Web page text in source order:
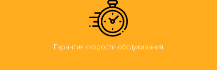
Гарантия скорости обслуживания